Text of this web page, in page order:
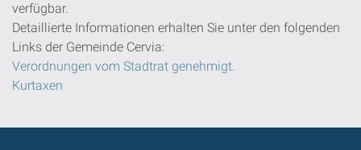
verfügbar.
Detaillierte Informationen erhalten Sie unter den folgenden
Links der Gemeinde Cervia:
Verordnungen vom Stadtrat genehmigt.
Kurtaxen